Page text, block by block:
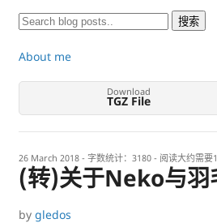
About me
Download
TGZ File
26 March 2018 - 字数统计：3180 - 阅读大约需要
(转)关于Neko与羽
by gledos